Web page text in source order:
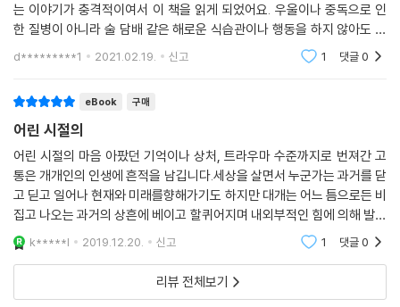
5.5배, 정맥 주입 마약을 사용할 가능성은 10배다. 따라서 어린 사람들이
담배나 술처럼 해로운 도파민 자극제에 의존하는 것을 방지하고 싶다면,
삶의 초기에 역경을 겪는 일이 뇌의 도파민 기능에 어떤 영향을 미치는지
--- p.143
ACE 연구가 처음 발표된 후 수년 동안 과학자들은 아동기의 부정적 경험
과 자가면역질환의 관계를 면밀히 검토해왔다. 연구 결과들을 보면 아동기
의 스트레스가 아동과 성인 모두의 자가면역질환과 강력한 상관관계가 있
음을 알 수 있다. 공중보건학자 샨타 듀브Shanta Dube는 펠리티 박사와
안다 박사와 협력해 1만 5000여 명의 ACE 연구 참가자들의 데이터를 분
석했다. 그들의 ACE 지수와 그들이 류머티즘 관절염, 낭창, 제1형 당뇨병,
셀리악병(만성 소화 장애증), 특발성 폐섬유증 같은 자가면역질환으로 입
원한 빈도를 검토한 것이다. 듀브가 발견한 사실은 충격적이었다. ACE 지
1998년 [미국 예방의학 저널American Journal of Preventative Me
dicine]에 내과의사 빈센트 펠리티Vincent Felitt와 역학자 로버트 안다
Robert Anda가 연구한 [아동 학대 및 가정 기능장애와 성인기 주요 사망
Abuse and Household Dysfunction to Many of the Leading Ca
uses of Death in Adults: the Adverse Childhood Experiences
(ACE) Study](이하 ACE 연구)라는 논문이 발표되었다. 이 논문은 성인
1만 7421명을 대상으로 그들의 건강 상태를 체크하고 수차례의 면접 조사
를 통해 아동기의 불행이 주는 고강도 스트레스와 나쁜 건강 사이에 관계
가 있음을 밝혀낸 최초의 연구다.(75쪽) 논문이 제시하는 구체적인 사실
은 다음과 같다. 첫째, 아동기의 부정적 경험이 놀랍도록 흔하다는 것이다.
전체 인구 가운데 67퍼센트가 최소한 한 가지 부정적 경험을 했고, 네 가
지 이상인 사람이 12.6퍼센트였다. 둘째, 아동기의 부정적 경험과 나쁜 건
강 상태 사이에 용량-반응 관계dose-response relationship가 있다
는 이야기가 충격적이여서 이 책을 읽게 되었어요. 우울이나 중독으로 인
한 질병이 아니라 술 담배 같은 해로운 식습관이나 행동을 하지 않아도 신
체적인 질병으로 발현한다니. 읽으면서 스스로 본연의 성정이라고 여겼던
d*********1 2021.02.19. 신고 1 댓글0
eBook 구매
어린 시절의
어린 시절의 마음 아팠던 기억이나 상처, 트라우마 수준까지로 번져간 고
통은 개개인의 인생에 흔적을 남깁니다.세상을 살면서 누군가는 과거를 닫
고 딛고 일어나 현재와 미래를향해가기도 하지만 대개는 어느 틈으로든 비
집고 나오는 과거의 상흔에 베이고 할퀴어지며 내외부적인 힘에 의해 발이
잡히게 되죠.불행은 어떻게 질병으로 이어지는가는 그 과정뿐만 아니라 저
자의 경험에 의
k*****l 2019.12.20. 신고 1 댓글0
리뷰 전체보기